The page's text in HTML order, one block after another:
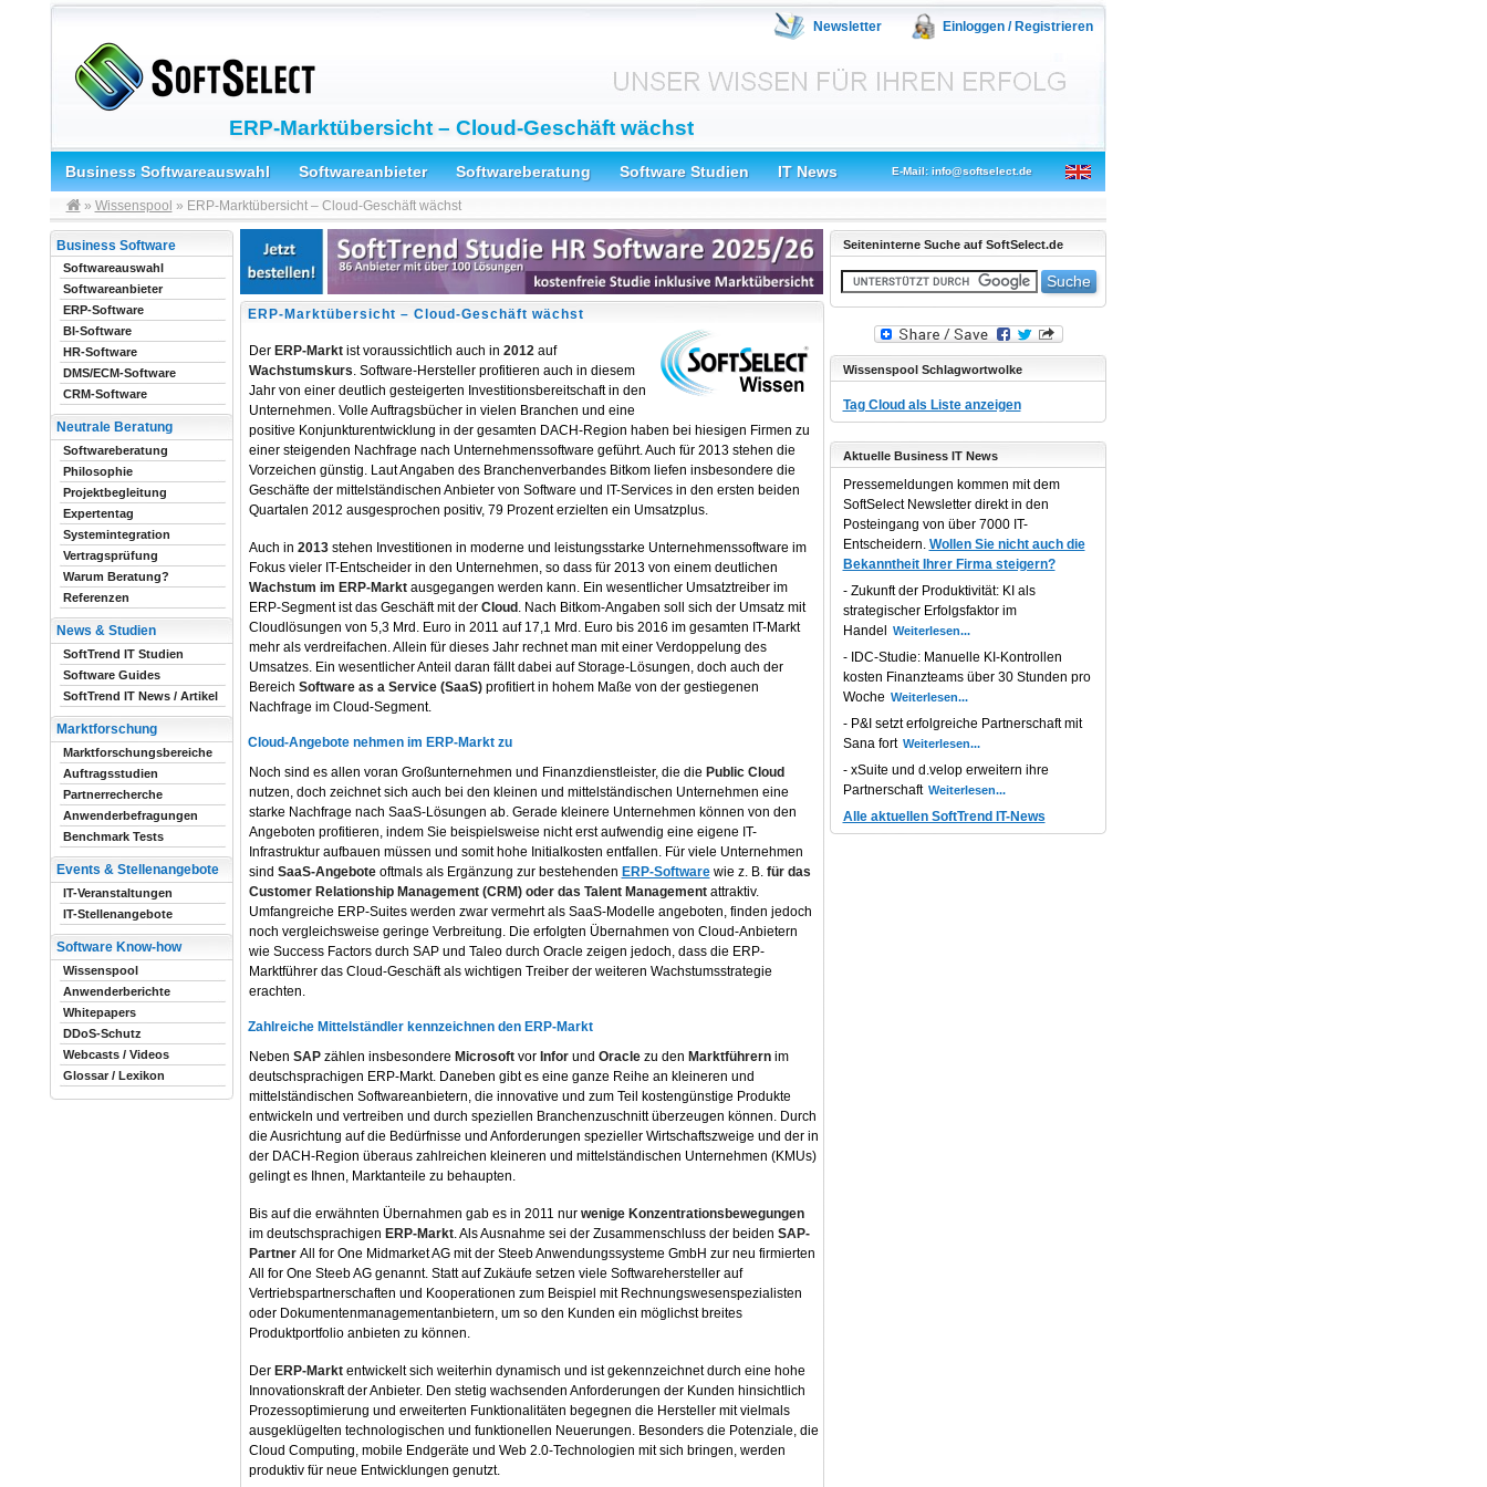
Newsletter Einloggen / Registrieren
ERP-Marktübersicht – Cloud-Geschäft wächst
Business Softwareauswahl Softwareanbieter Softwareberatung Software Studien IT News E-Mail: info@softselect.de
» Wissenspool » ERP-Marktübersicht – Cloud-Geschäft wächst
ERP-Marktübersicht – Cloud-Geschäft wächst
Der ERP-Marktist voraussichtlich auch in 2012 auf
Wachstumskurs. Software-Hersteller profitieren auch in diesem
Jahr von einer deutlich gesteigerten Investitionsbereitschaft in den
Unternehmen. Volle Auftragsbücher in vielen Branchen und eine
positive Konjunkturentwicklung in der gesamten DACH-Region haben bei hiesigen Firmen zu
einer steigenden Nachfrage nach Unternehmenssoftware geführt. Auch für 2013 stehen die
Vorzeichen günstig. Laut Angaben des Branchenverbandes Bitkom liefen insbesondere die
Geschäfte der mittelständischen Anbieter von Software und IT-Services in den ersten beiden
Quartalen 2012 ausgesprochen positiv, 79 Prozent erzielten ein Umsatzplus.
Auch in 2013 stehen Investitionen in moderne und leistungsstarke Unternehmenssoftware im
Fokus vieler IT-Entscheider in den Unternehmen, so dass für 2013 von einem deutlichen
Wachstum im ERP-Markt ausgegangen werden kann. Ein wesentlicher Umsatztreiber im
ERP-Segment ist das Geschäft mit der Cloud. Nach Bitkom-Angaben soll sich der Umsatz mit
Cloudlösungen von 5,3 Mrd. Euro in 2011 auf 17,1 Mrd. Euro bis 2016 im gesamten IT-Markt
mehr als verdreifachen. Allein für dieses Jahr rechnet man mit einer Verdoppelung des
Umsatzes. Ein wesentlicher Anteil daran fällt dabei auf Storage-Lösungen, doch auch der
Bereich Software as a Service (SaaS)profitiert in hohem Maße von der gestiegenen
Nachfrage im Cloud-Segment.
Cloud-Angebote nehmen im ERP-Markt zu
Noch sind es allen voran Großunternehmen und Finanzdienstleister, die die Public Cloud
nutzen, doch zeichnet sich auch bei den kleinen und mittelständischen Unternehmen eine
starke Nachfrage nach SaaS-Lösungen ab. Gerade kleinere Unternehmen können von den
Angeboten profitieren, indem Sie beispielsweise nicht erst aufwendig eine eigene IT-
Infrastruktur aufbauen müssen und somit hohe Initialkosten entfallen. Für viele Unternehmen
sind SaaS-Angeboteoftmals als Ergänzung zur bestehenden ERP-Softwarewie z. B. für das
Customer Relationship Management (CRM) oder das Talent Managementattraktiv.
Umfangreiche ERP-Suites werden zwar vermehrt als SaaS-Modelle angeboten, finden jedoch
noch vergleichsweise geringe Verbreitung. Die erfolgten Übernahmen von Cloud-Anbietern
wie Success Factors durch SAP und Taleo durch Oracle zeigen jedoch, dass die ERP-
Marktführer das Cloud-Geschäft als wichtigen Treiber der weiteren Wachstumsstrategie
erachten.
Zahlreiche Mittelständler kennzeichnen den ERP-Markt
Neben SAP zählen insbesondere Microsoft vor Inforund Oracle zu den Marktführern im
deutschsprachigen ERP-Markt. Daneben gibt es eine ganze Reihe an kleineren und
mittelständischen Softwareanbietern, die innovative und zum Teil kostengünstige Produkte
entwickeln und vertreiben und durch speziellen Branchenzuschnitt überzeugen können. Durch
die Ausrichtung auf die Bedürfnisse und Anforderungen spezieller Wirtschaftszweige und der in
der DACH-Region überaus zahlreichen kleineren und mittelständischen Unternehmen (KMUs)
gelingt es Ihnen, Marktanteile zu behaupten.
Bis auf die erwähnten Übernahmen gab es in 2011 nur wenige Konzentrationsbewegungen
im deutschsprachigen ERP-Markt. Als Ausnahme sei der Zusammenschluss der beiden SAP-
Partner All for One Midmarket AG mit der Steeb Anwendungssysteme GmbH zur neu firmierten
All for One Steeb AG genannt. Statt auf Zukäufe setzen viele Softwarehersteller auf
Vertriebspartnerschaften und Kooperationen zum Beispiel mit Rechnungswesenspezialisten
oder Dokumentenmanagementanbietern, um so den Kunden ein möglichst breites
Produktportfolio anbieten zu können.
Der ERP-Marktentwickelt sich weiterhin dynamisch und ist gekennzeichnet durch eine hohe
Innovationskraft der Anbieter. Den stetig wachsenden Anforderungen der Kunden hinsichtlich
Prozessoptimierung und erweiterten Funktionalitäten begegnen die Hersteller mit vielmals
ausgeklügelten technologischen und funktionellen Neuerungen. Besonders die Potenziale, die
Cloud Computing, mobile Endgeräte und Web 2.0-Technologien mit sich bringen, werden
produktiv für neue Entwicklungen genutzt.
Business Software
Softwareauswahl
Softwareanbieter
ERP-Software
BI-Software
HR-Software
DMS/ECM-Software
CRM-Software
Neutrale Beratung
Softwareberatung
Philosophie
Projektbegleitung
Expertentag
Systemintegration
Vertragsprüfung
Warum Beratung?
Referenzen
News & Studien
SoftTrend IT Studien
Software Guides
SoftTrend IT News / Artikel
Marktforschung
Marktforschungsbereiche
Auftragsstudien
Partnerrecherche
Anwenderbefragungen
Benchmark Tests
Events & Stellenangebote
IT-Veranstaltungen
IT-Stellenangebote
Software Know-how
Wissenspool
Anwenderberichte
Whitepapers
DDoS-Schutz
Webcasts / Videos
Glossar / Lexikon
Seiteninterne Suche auf SoftSelect.de
Wissenspool Schlagwortwolke
Tag Cloud als Liste anzeigen
Aktuelle Business IT News
Pressemeldungen kommen mit dem
SoftSelect Newsletter direkt in den
Posteingang von über 7000 IT-
Entscheidern. Wollen Sie nicht auch die
Bekanntheit Ihrer Firma steigern?
Zukunft der Produktivität: KI als
strategischer Erfolgsfaktor im
Handel
IDC-Studie: Manuelle KI-Kontrollen
kosten Finanzteams über 30 Stunden pro
Woche
P&I setzt erfolgreiche Partnerschaft mit
Sana fort
xSuite und d.velop erweitern ihre
Partnerschaft
Alle aktuellen SoftTrend IT-News